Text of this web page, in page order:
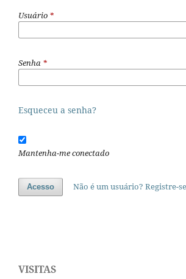
Usuário *
Senha *
Esqueceu a senha?
Mantenha-me conectado
Acesso Não é um usuário? Registre-
VISITAS